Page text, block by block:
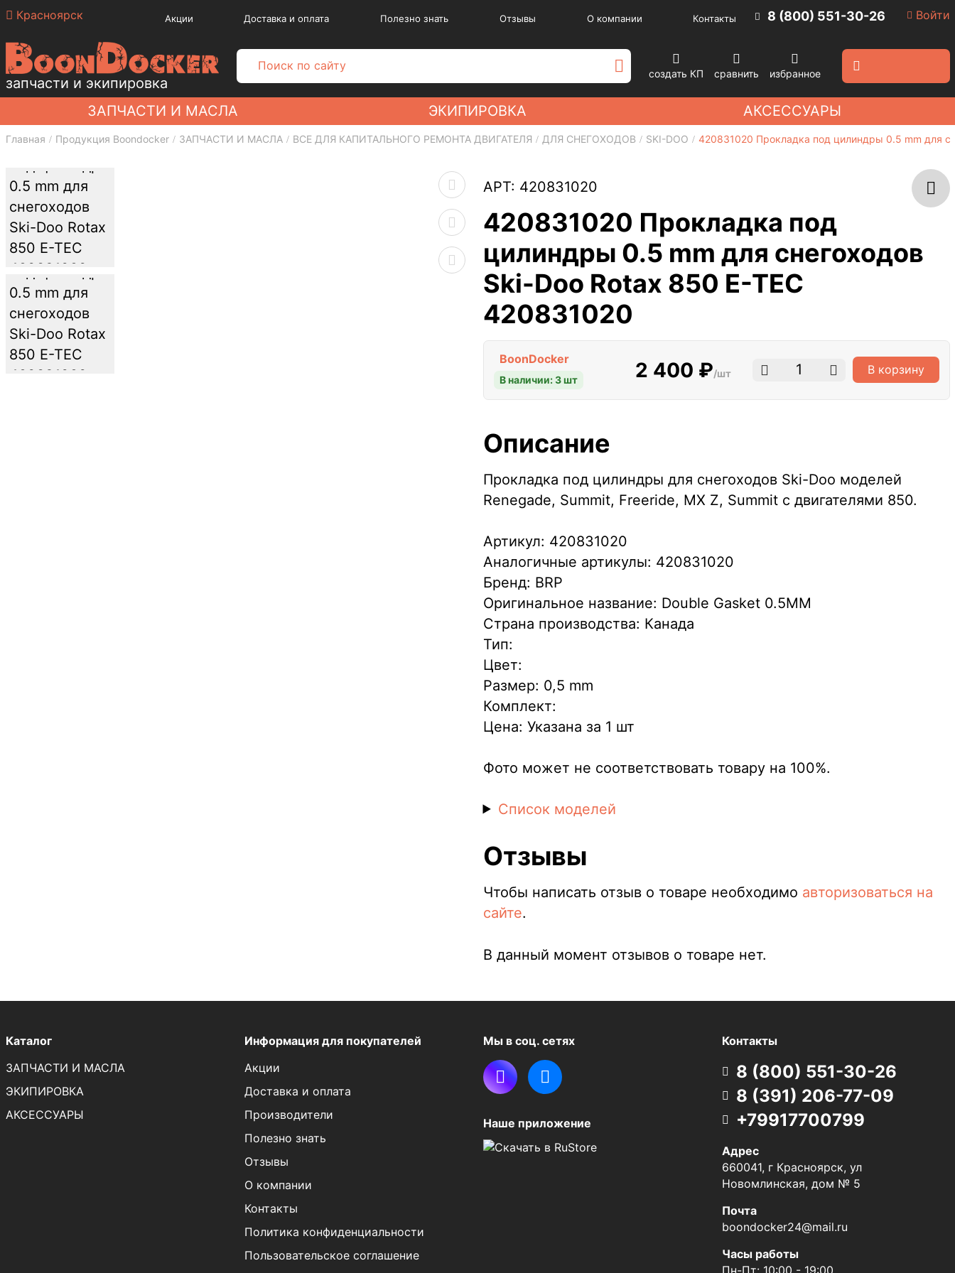
Красноярск Акции Доставка и оплата Полезно знать Отзывы О компании Контакты 8 (800) 551-30-26 Войти
запчасти и экипировка
создать КП сравнить избранное
ЗАПЧАСТИ И МАСЛА ЭКИПИРОВКА АКСЕССУАРЫ
Главная Продукция Boondocker ЗАПЧАСТИ И МАСЛА ВСЕ ДЛЯ КАПИТАЛЬНОГО РЕМОНТА ДВИГАТЕЛЯ ДЛЯ СНЕГОХОДОВ SKI-DOO 420831020 Прокладка под цилиндры 0.5 mm для
АРТ: 420831020
420831020 Прокладка под
цилиндры 0.5 mm для снегоходов
Ski-Doo Rotax 850 E-TEC
420831020
BoonDocker
В наличии: 3 шт 2 400 ₽/шт В корзину
Описание
Прокладка под цилиндры для снегоходов Ski-Doo моделей
Renegade, Summit, Freeride, MX Z, Summit c двигателями 850.
Артикул: 420831020
Аналогичные артикулы: 420831020
Бренд: BRP
Оригинальное название: Double Gasket 0.5MM
Страна производства: Канада
Тип:
Цвет:
Размер: 0,5 mm
Комплект:
Цена: Указана за 1 шт
Фото может не соответствовать товару на 100%.
Список моделей
Отзывы
Чтобы написать отзыв о товаре необходимо авторизоваться на
сайте.
В данный момент отзывов о товаре нет.
Каталог
ЗАПЧАСТИ И МАСЛА
ЭКИПИРОВКА
АКСЕССУАРЫ
Информация для покупателей
Акции
Доставка и оплата
Производители
Полезно знать
Отзывы
О компании
Контакты
Политика конфиденциальности
Пользовательское соглашение
Мы в соц. сетях
Наше приложение
Контакты
8 (800) 551-30-26
8 (391) 206-77-09
+79917700799
Адрес
660041, г Красноярск, ул
Новомлинская, дом № 5
Почта
boondocker24@mail.ru
Часы работы
Пн-Пт: 10:00 - 19:00